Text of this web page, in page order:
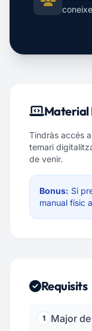
Material
Tindràs accés
temari
de venir.
Bonus: Si
manual físic
Requisits
1 Major